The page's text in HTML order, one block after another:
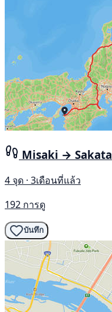
Misaki → Sakata
4 จุด · 3เดือนที่แล้ว
192 การดู
บันทึก